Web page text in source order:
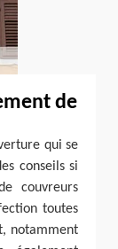
de
qui se
conseils si
couvreurs
toutes
notamment